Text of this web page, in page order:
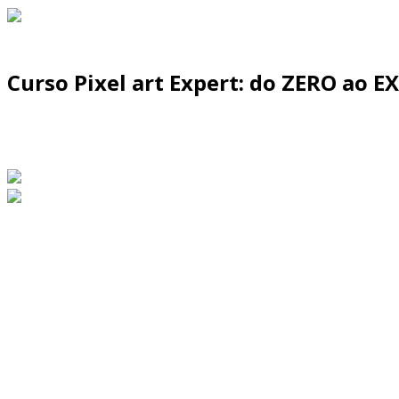
Curso Pixel art Expert: do ZERO ao